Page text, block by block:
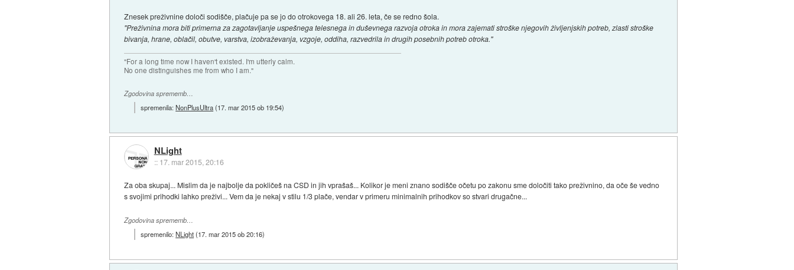
Znesek preživnine določi sodišče, plačuje pa se jo do otrokovega 18. ali 26. leta, če se redno šola.
"Preživnina mora biti primerna za zagotavljanje uspešnega telesnega in duševnega razvoja otroka in mora zajemati stroške njegovih življenjskih potreb, zlasti stroške
bivanja, hrane, oblačil, obutve, varstva, izobraževanja, vzgoje, oddiha, razvedrila in drugih posebnih potreb otroka."
"For a long time now I haven't existed. I'm utterly calm.
No one distinguishes me from who I am."
Zgodovina sprememb…
spremenila:NonPlusUltra(17. mar 2015 ob 19:54)
NLight
:: 17. mar 2015, 20:16
Za oba skupaj... Mislim da je najbolje da pokličeš na CSD in jih vprašaš... Kolikor je meni znano sodišče očetu po zakonu sme določiti tako preživnino, da oče še vedno
s svojimi prihodki lahko preživi... Vem da je nekaj v stilu 1/3 plače, vendar v primeru minimalnih prihodkov so stvari drugačne...
Zgodovina sprememb…
spremenilo:NLight(17. mar 2015 ob 20:16)